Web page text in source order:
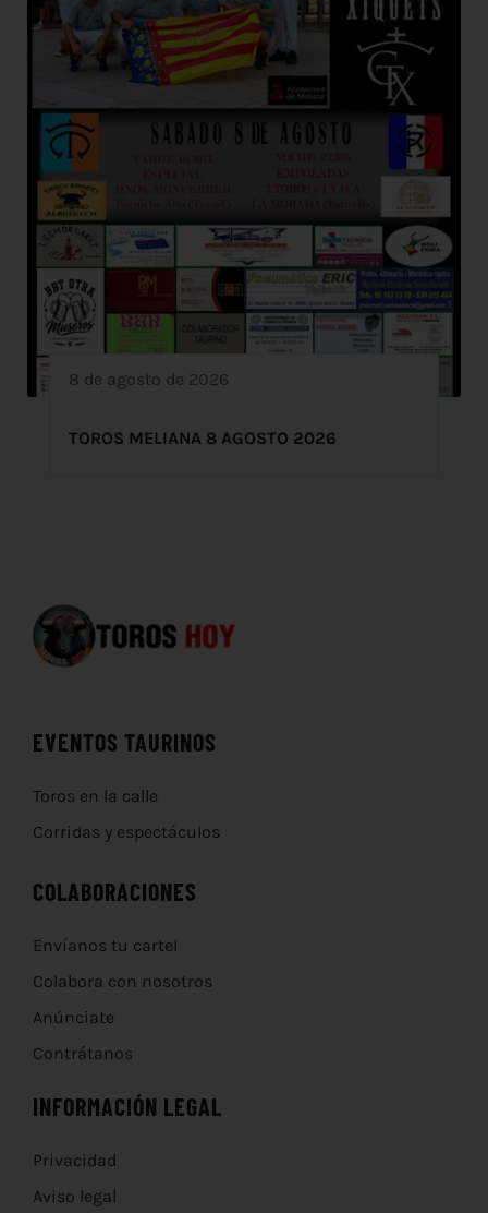
8 de agosto de 2026
TOROS MELIANA 8 AGOSTO 2026
EVENTOS TAURINOS
Toros en la calle
Corridas y espectáculos
COLABORACIONES
Envíanos tu cartel
Colabora con nosotros
Anúnciate
Contrátanos
INFORMACIÓN LEGAL
Privacidad
Aviso legal